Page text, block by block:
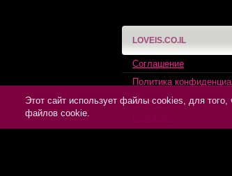
LOVEIS.CO.IL
Соглашение
Политика
Помощь
Этот сайт использует файлы cookies, для
файлов cookie.